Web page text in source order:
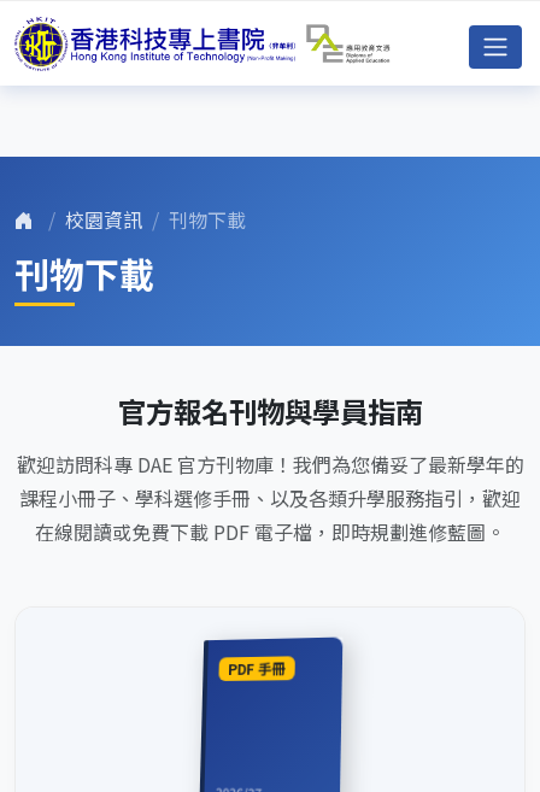
校園資訊 刊物下載
刊物下載
官方報名刊物與學員指南
歡迎訪問科專 DAE 官方刊物庫！我們為您備妥了最新學年的
課程小冊子、學科選修手冊、以及各類升學服務指引，歡迎
在線閱讀或免費下載 PDF 電子檔，即時規劃進修藍圖。
PDF 手冊